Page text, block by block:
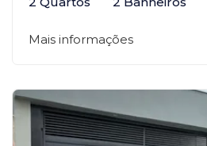
Mais informações